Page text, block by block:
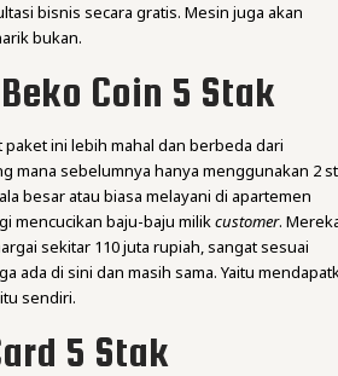
bisnis secara gratis. Mesin juga akan
bukan.
Coin 5 Stak
ini lebih mahal dan berbeda dari
mana sebelumnya hanya menggunakan 2
besar atau biasa melayani di apartemen
mencucikan baju-baju milikcustomer.
sekitar 110 juta rupiah, sangat sesuai
ada di sini dan masih sama. Yaitu
sendiri.
5 Stak